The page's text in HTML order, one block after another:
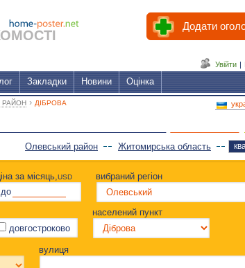
Додати
Увійти |
Закладки Новини Оцінка
РАЙОН › ДІБРОВА
Житомирська область
Олевський район
за місяць,USD
до
вибраний регіон
довгостроково
населений пункт
вулиця